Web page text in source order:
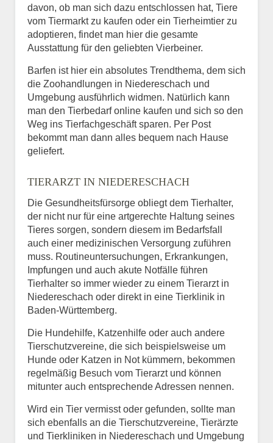
davon, ob man sich dazu entschlossen hat, Tiere
vom Tiermarkt zu kaufen oder ein Tierheimtier zu
adoptieren, findet man hier die gesamte
Ausstattung für den geliebten Vierbeiner.
Barfen ist hier ein absolutes Trendthema, dem sich
die Zoohandlungen in Niedereschach und
Umgebung ausführlich widmen. Natürlich kann
man den Tierbedarf online kaufen und sich so den
Weg ins Tierfachgeschäft sparen. Per Post
bekommt man dann alles bequem nach Hause
geliefert.
TIERARZT IN NIEDERESCHACH
Die Gesundheitsfürsorge obliegt dem Tierhalter,
der nicht nur für eine artgerechte Haltung seines
Tieres sorgen, sondern diesem im Bedarfsfall
auch einer medizinischen Versorgung zuführen
muss. Routineuntersuchungen, Erkrankungen,
Impfungen und auch akute Notfälle führen
Tierhalter so immer wieder zu einem Tierarzt in
Niedereschach oder direkt in eine Tierklinik in
Baden-Württemberg.
Die Hundehilfe, Katzenhilfe oder auch andere
Tierschutzvereine, die sich beispielsweise um
Hunde oder Katzen in Not kümmern, bekommen
regelmäßig Besuch vom Tierarzt und können
mitunter auch entsprechende Adressen nennen.
Wird ein Tier vermisst oder gefunden, sollte man
sich ebenfalls an die Tierschutzvereine, Tierärzte
und Tierkliniken in Niedereschach und Umgebung